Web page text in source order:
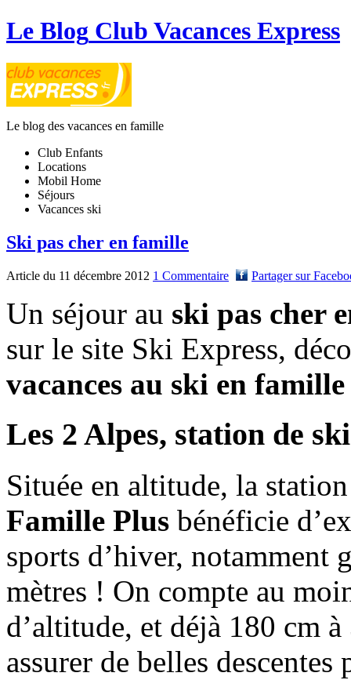
Le Blog Club Vacances Express
Le blog des vacances en famille
Club Enfants
Locations
Mobil Home
Séjours
Vacances ski
Ski pas cher en famille
Article du 11 décembre 2012 1 Commentaire Partager sur
Un séjour au ski pas cher
sur le site Ski Express,
vacances au ski en famille
Les 2 Alpes, station de
Située en altitude, la
Famille Plus bénéficie
sports d’hiver, notamment
mètres ! On compte au
d’altitude, et déjà 180 cm
assurer de belles